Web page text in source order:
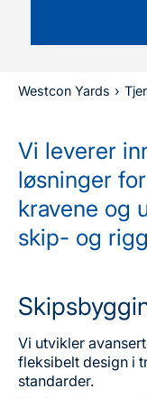
Westcon Yards ›
Vi leverer
løsninger
kravene og
skip- og
Vi utvikler
fleksibelt design i
standarder.